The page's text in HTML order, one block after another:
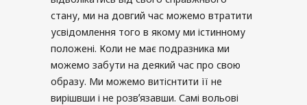
стану, ми на довгий час можемо втратити
усвідомлення того в якому ми істинному
положені. Коли не має подразника ми
можемо забути на деякий час про свою
образу. Ми можемо витіснтити її не
вирішвши і не розвʼязавши. Самі вольові